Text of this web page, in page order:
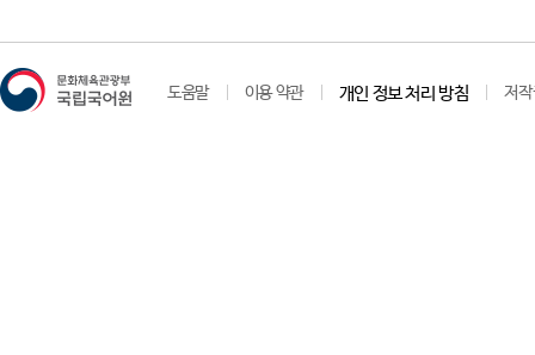
도움말 이용 약관 개인 정보 처리 방침 저